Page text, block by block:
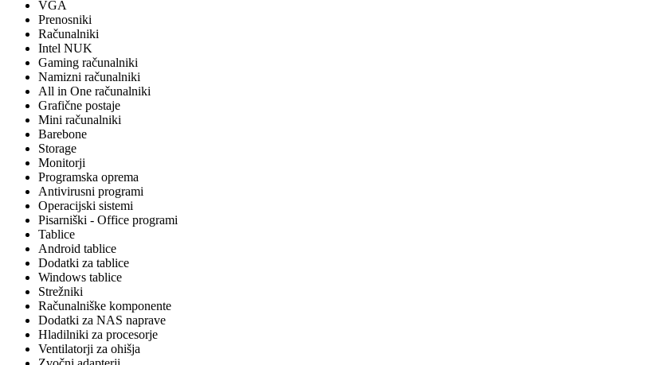
VGA
Prenosniki
Računalniki
Intel NUK
Gaming računalniki
Namizni računalniki
All in One računalniki
Grafične postaje
Mini računalniki
Barebone
Storage
Monitorji
Programska oprema
Antivirusni programi
Operacijski sistemi
Pisarniški - Office programi
Tablice
Android tablice
Dodatki za tablice
Windows tablice
Strežniki
Računalniške komponente
Dodatki za NAS naprave
Hladilniki za procesorje
Ventilatorji za ohišja